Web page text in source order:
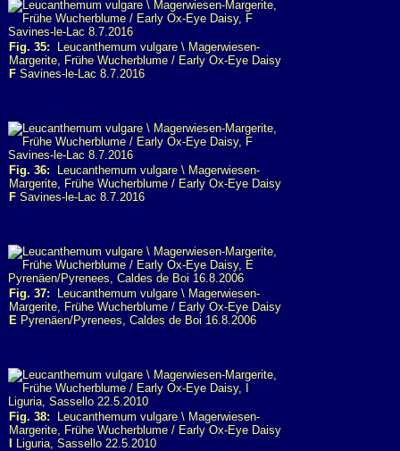
Fig. 35: Leucanthemum vulgare \ Magerwiesen-
Margerite, Frühe Wucherblume / Early Ox-Eye Daisy
F Savines-le-Lac 8.7.2016
Fig. 36: Leucanthemum vulgare \ Magerwiesen-
Margerite, Frühe Wucherblume / Early Ox-Eye Daisy
F Savines-le-Lac 8.7.2016
Fig. 37: Leucanthemum vulgare \ Magerwiesen-
Margerite, Frühe Wucherblume / Early Ox-Eye Daisy
E Pyrenäen/Pyrenees, Caldes de Boi 16.8.2006
Fig. 38: Leucanthemum vulgare \ Magerwiesen-
Margerite, Frühe Wucherblume / Early Ox-Eye Daisy
Liguria, Sassello 22.5.2010